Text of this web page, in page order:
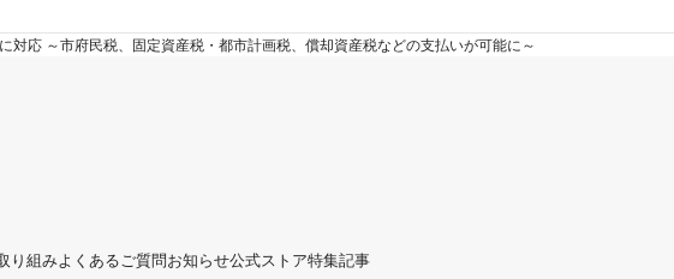
対応 ～市府民税、固定資産税・都市計画税、償却資産税などの支払いが可能に～
り組みよくあるご質問お知らせ公式ストア特集記事